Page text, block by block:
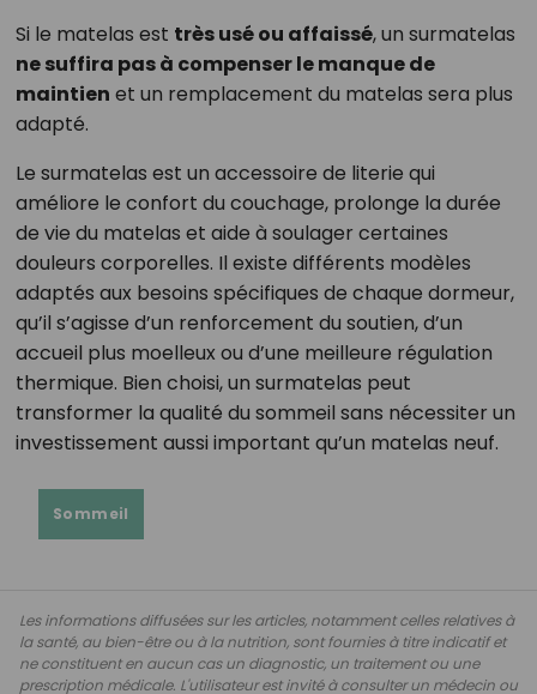
Si le matelas est très usé ou affaissé, un surmatelas
ne suffira pas à compenser le manque de
maintien et un remplacement du matelas sera plus
adapté.
Le surmatelas est un accessoire de literie qui
améliore le confort du couchage, prolonge la durée
de vie du matelas et aide à soulager certaines
douleurs corporelles. Il existe différents modèles
adaptés aux besoins spécifiques de chaque dormeur,
qu’il s’agisse d’un renforcement du soutien, d’un
accueil plus moelleux ou d’une meilleure régulation
thermique. Bien choisi, un surmatelas peut
transformer la qualité du sommeil sans nécessiter un
investissement aussi important qu’un matelas neuf.
Sommeil
Les informations diffusées sur les articles, notamment celles relatives à
la santé, au bien-être ou à la nutrition, sont fournies à titre indicatif et
ne constituent en aucun cas un diagnostic, un traitement ou une
prescription médicale. L'utilisateur est invité à consulter un médecin ou